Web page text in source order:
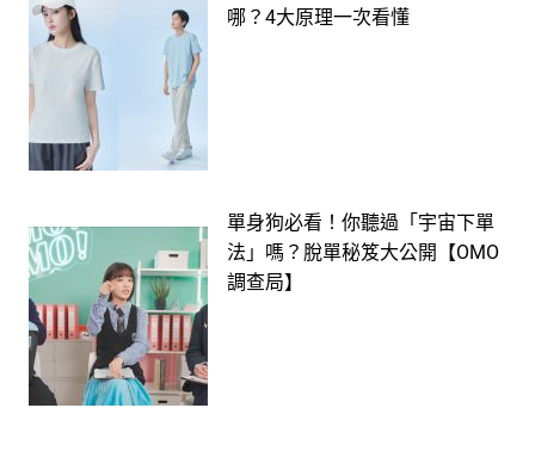
哪？4大原理一次看懂
單身狗必看！你聽過「宇宙下單
法」嗎？脫單秘笈大公開【OMO
調查局】